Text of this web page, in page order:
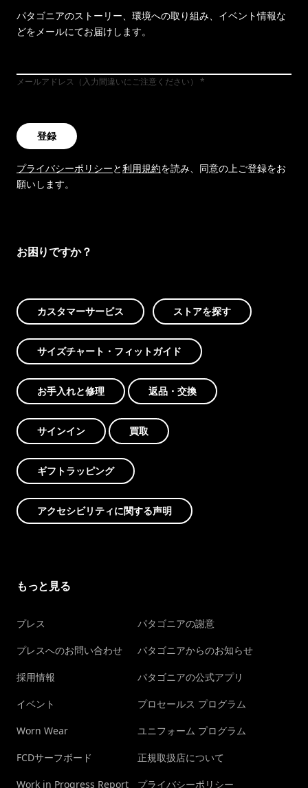
パタゴニアのストーリー、環境への取り組み、イベント情報な
どをメールにてお届けします。
メールアドレス（入力間違いにご注意ください）
登録
プライバシーポリシーと利用規約を読み、同意の上ご登録をお
願いします。
お困りですか？
カスタマーサービス ストアを探す
サイズチャート・フィットガイド
お手入れと修理 返品・交換
サインイン 買取
ギフトラッピング
アクセシビリティに関する声明
もっと見る
プレス
プレスへのお問い合わせ
採用情報
イベント
Worn Wear
FCDサーフボード
Work in Progress Report
パタゴニアの謝意
パタゴニアからのお知らせ
パタゴニアの公式アプリ
プロセールス プログラム
ユニフォーム プログラム
正規取扱店について
プライバシーポリシー